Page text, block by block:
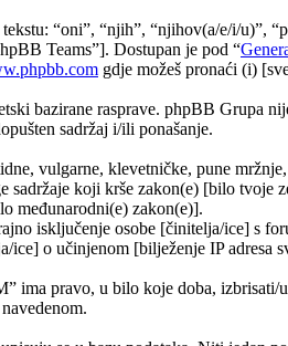
“oni”, “njih”, “njihov(a/e/i/u)”,
Teams”]. Dostupan je pod “
gdje možeš pronaći (i)
bazirane rasprave. phpBB Grupa
sadržaj i/ili ponašanje.
vulgarne, klevetničke, pune
sadržaje koji krše zakon(e) [bilo tvoje
međunarodni(e) zakon(e)].
isključenje osobe [činitelja/ice] s
ice] o učinjenom [bilježenje IP adresa
ima pravo, u bilo koje doba, izbrisati/